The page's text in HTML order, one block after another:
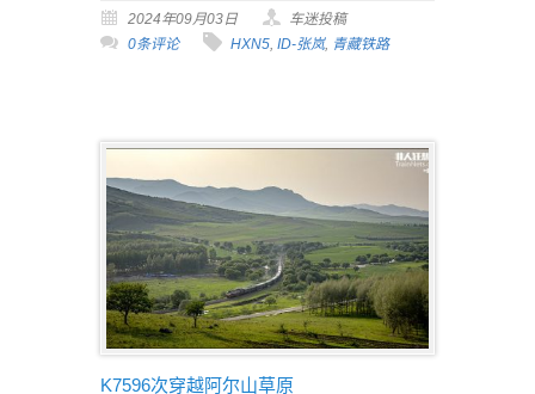
2024年09月03日
车迷投稿
0条评论
HXN5, ID-张岚, 青藏铁路
K7596次穿越阿尔山草原